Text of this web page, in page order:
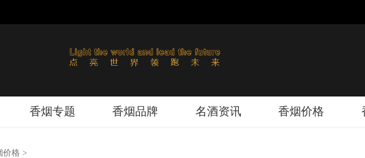
香烟专题 香烟品牌 名酒资讯 香烟价格
价格 >